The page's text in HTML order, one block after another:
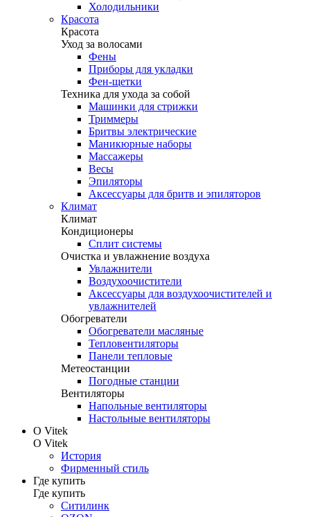
Холодильники
Красота
Красота
Уход за волосами
Фены
Приборы для укладки
Фен-щетки
Техника для ухода за собой
Машинки для стрижки
Триммеры
Бритвы электрические
Маникюрные наборы
Массажеры
Весы
Эпиляторы
Аксессуары для бритв и эпиляторов
Климат
Климат
Кондиционеры
Сплит системы
Очистка и увлажнение воздуха
Увлажнители
Воздухоочистители
Аксессуары для воздухоочистителей и
увлажнителей
Обогреватели
Обогреватели масляные
Тепловентиляторы
Панели тепловые
Метеостанции
Погодные станции
Вентиляторы
Напольные вентиляторы
Настольные вентиляторы
О Vitek
О Vitek
История
Фирменный стиль
Где купить
Где купить
Ситилинк